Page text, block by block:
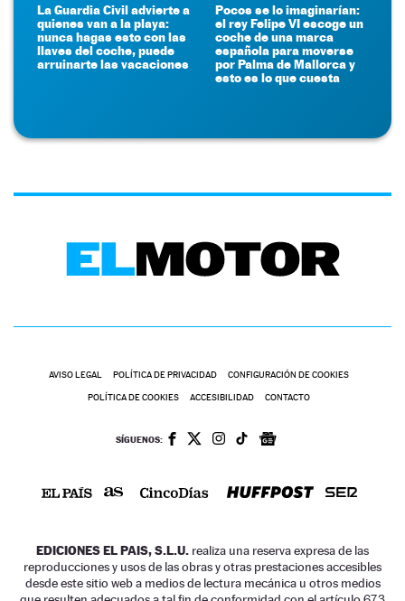
La Guardia Civil advierte a
quienes van a la playa:
nunca hagas esto con las
llaves del coche, puede
arruinarte las vacaciones
Pocos se lo imaginarían:
el rey Felipe VI escoge un
coche de una marca
española para moverse
por Palma de Mallorca y
esto es lo que cuesta
AVISO LEGAL POLÍTICA DE PRIVACIDAD CONFIGURACIÓN DE COOKIES
POLÍTICA DE COOKIES ACCESIBILIDAD CONTACTO
SÍGUENOS:
EDICIONES EL PAIS, S.L.U. realiza una reserva expresa de las
reproducciones y usos de las obras y otras prestaciones accesibles
desde este sitio web a medios de lectura mecánica u otros medios